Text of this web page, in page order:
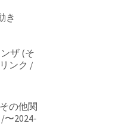
き
ザ (そ
ンク /
の他関
2024-